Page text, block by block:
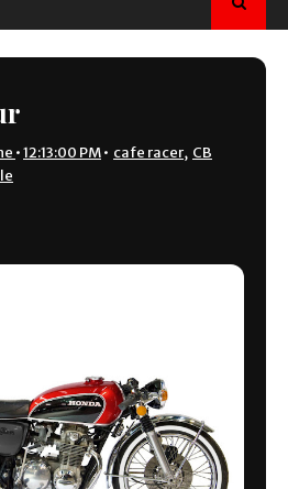
•12:13:00 PM• cafe racer, CB